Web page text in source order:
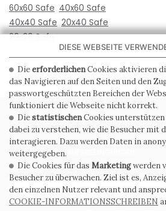
60x60 Safe 40x60 Safe
40x40 Safe 20x40 Safe
20x20 Safe
PRIVACY POLICY
ALLGEMEINE
VERKAUFSBEDINGUNGEN
ABONNIEREN SIE DEN
DIESE WEBSEITE
DieerforderlichenCookies aktivieren
das Navigieren auf den Seiten und den
passwortgeschützten Bereichen der
funktioniert die Webseite nicht korrekt.
DiestatistischenCookies unterstützen
dabei zu verstehen, wie die Besucher mit
interagieren. Dazu werden Daten in
weitergegeben.
Die Cookies für das Marketingwerden
Besucher zu überwachen. Ziel ist es,
den einzelnen Nutzer relevant und
COOKIE-INFORMATIONSSCHREIBEN